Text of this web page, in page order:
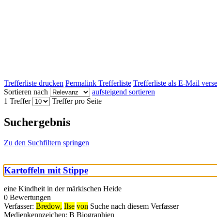
Trefferliste drucken Permalink Trefferliste Trefferliste als E-Mail
Sortieren nach
aufsteigend sortieren
1 Treffer
Treffer pro Seite
Suchergebnis
Zu den Suchfiltern springen
Kartoffeln mit Stippe
eine Kindheit in der märkischen Heide
0 Bewertungen
Verfasser: Bredow, Ilse von Suche nach diesem Verfasser
Medienkennzeichen: B Biographien